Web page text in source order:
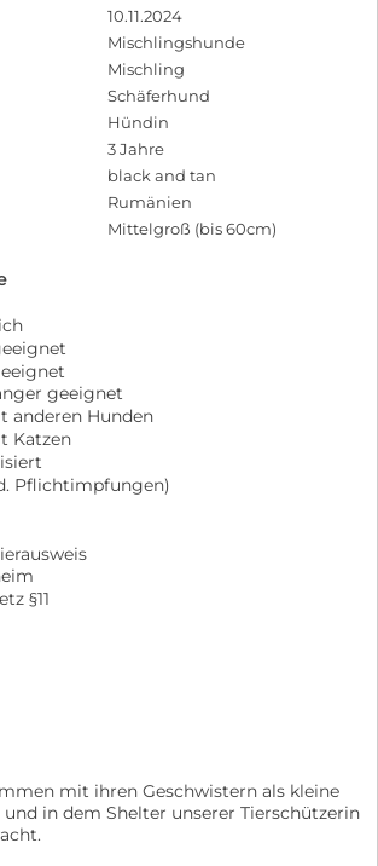
10.11.2024
Mischlingshunde
Mischling
Schäferhund
Hündin
3 Jahre
black and tan
Rumänien
Mittelgroß (bis 60cm)
geeignet
anderen Hunden
Katzen
Pflichtimpfungen)
§11
mit ihren Geschwistern als kleine
in dem Shelter unserer Tierschützerin